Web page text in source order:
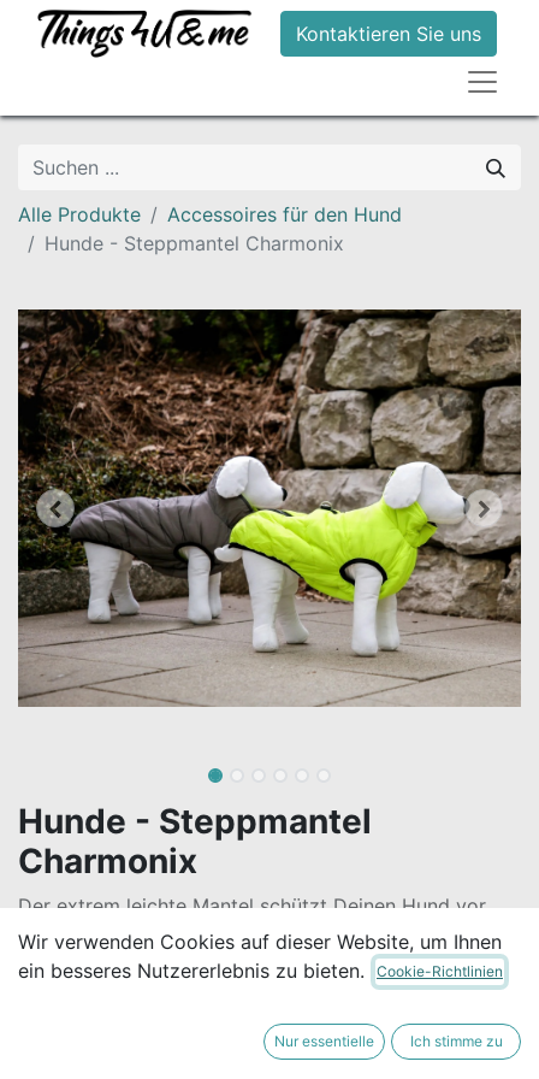
Kontaktieren Sie uns
Alle Produkte
Accessoires für den Hund
Hunde - Steppmantel Charmonix
Hunde - Steppmantel
Charmonix
Der extrem leichte Mantel schützt Deinen Hund vor
Kälte und bietet einen angenehmen Tragekomfort,
wasserabweisend und winddicht, wendbar und somit
Alle Preise inkl. MwSt.zzgl.
Wir verwenden Cookies auf dieser Website, um Ihnen
ein besseres Nutzererlebnis zu bieten.
Cookie-Richtlinien
Nur essentielle Ich stimme zu